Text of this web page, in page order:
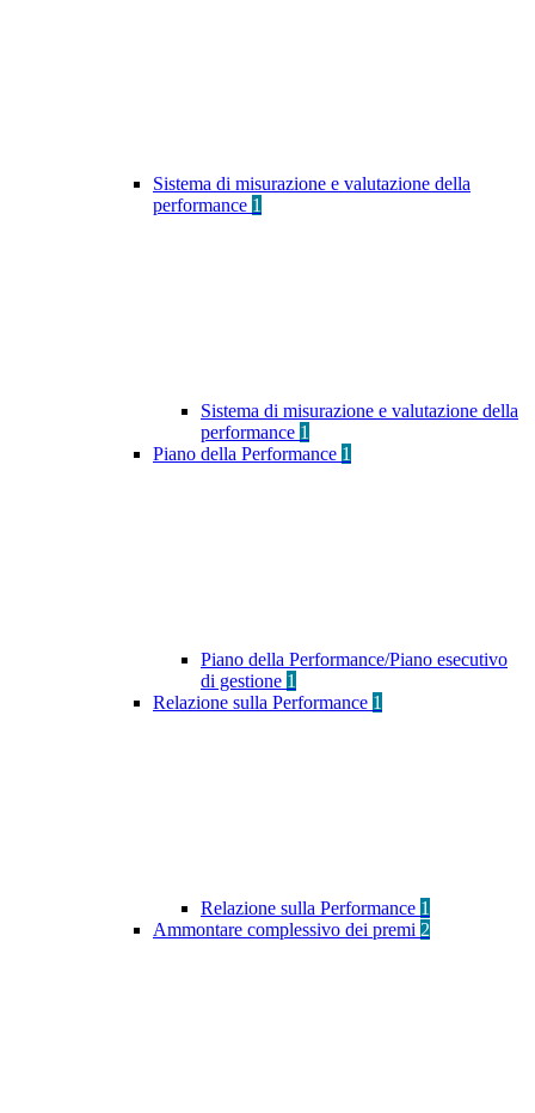
Sistema di misurazione e valutazione della
performance 1
Sistema di misurazione e valutazione della
performance 1
Piano della Performance 1
Piano della Performance/Piano esecutivo
di gestione 1
Relazione sulla Performance 1
Relazione sulla Performance 1
Ammontare complessivo dei premi 2